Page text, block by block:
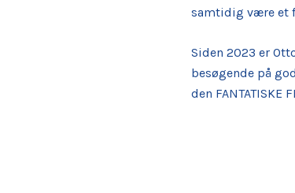
samtidig være et
Siden 2023 er
besøgende på
den FANTATISKE